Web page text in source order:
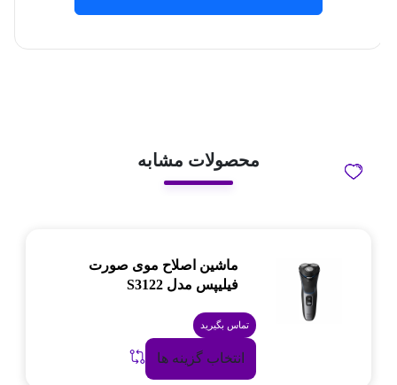
محصولات مشابه
ماشین اصلاح موی صورت
فیلیپس مدل S3122
تماس بگیرید
انتخاب گزینه ها